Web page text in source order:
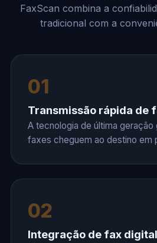
FaxScan combina a
tradicional com a
01
Transmissão rápida de
A tecnologia de última geração
faxes cheguem ao destino em
02
Integração de fax digital